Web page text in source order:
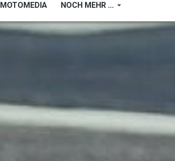
MOTOMEDIA NOCH MEHR ...